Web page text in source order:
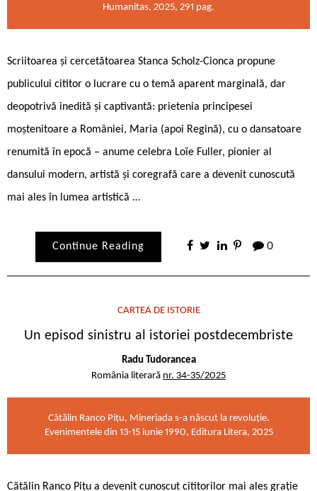
Humanitas, 2025, 291 pag.
Scriitoarea și cercetătoarea Stanca Scholz-Cionca propune
publicului cititor o lucrare cu o temă aparent marginală, dar
deopotrivă inedită și captivantă: prietenia principesei
moștenitoare a României, Maria (apoi Regină), cu o dansatoare
renumită în epocă – anume celebra Loïe Fuller, pionier al
dansului modern, artistă și coregrafă care a devenit cunoscută
mai ales în lumea artistică …
Continue Reading 0
CARTEA DE ISTORIE
Un episod sinistru al istoriei postdecembriste
Radu Tudorancea
România literară nr. 34-35/2025
Cătălin Ranco Pițu, Mineriada s-a născut la revoluție.
Evenimentele din 13-15 iunie 1990, Editura Litera, 2025
Cătălin Ranco Pițu a devenit cunoscut cititorilor mai ales grație